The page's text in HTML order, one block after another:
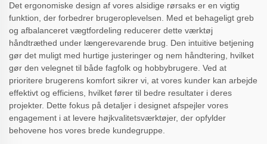
Det ergonomiske design af vores alsidige rørsaks er en vigtig
funktion, der forbedrer brugeroplevelsen. Med et behageligt greb
og afbalanceret vægtfordeling reducerer dette værktøj
håndtræthed under længerevarende brug. Den intuitive betjening
gør det muligt med hurtige justeringer og nem håndtering, hvilket
gør den velegnet til både fagfolk og hobbybrugere. Ved at
prioritere brugerens komfort sikrer vi, at vores kunder kan arbejde
effektivt og efficiens, hvilket fører til bedre resultater i deres
projekter. Dette fokus på detaljer i designet afspejler vores
engagement i at levere højkvalitetsværktøjer, der opfylder
behovene hos vores brede kundegruppe.